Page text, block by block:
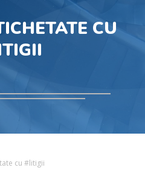
CU
cu #litigii